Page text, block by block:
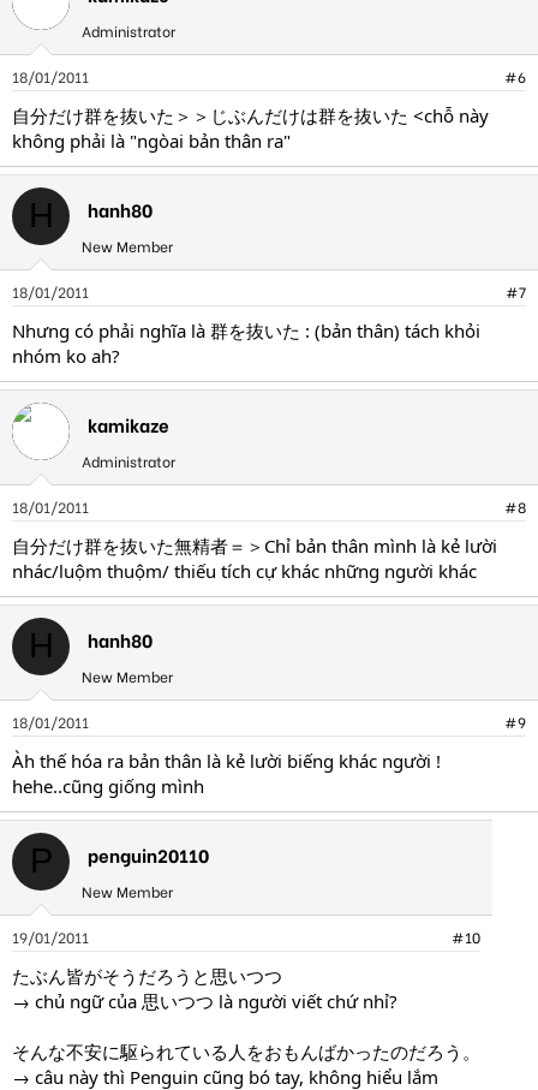
Administrator
18/01/2011 #6
自分だけ群を抜いた＞＞じぶんだけは群を抜いた <chỗ này
không phải là "ngòai bản thân ra"
H hanh80
New Member
18/01/2011 #7
Nhưng có phải nghĩa là 群を抜いた : (bản thân) tách khỏi
nhóm ko ah?
kamikaze
Administrator
18/01/2011 #8
自分だけ群を抜いた無精者＝＞Chỉ bản thân mình là kẻ lười
nhác/luộm thuộm/ thiếu tích cự khác những người khác
H hanh80
New Member
18/01/2011 #9
Àh thế hóa ra bản thân là kẻ lười biếng khác người !
hehe..cũng giống mình
P penguin20110
New Member
19/01/2011 #10
たぶん皆がそうだろうと思いつつ
→ chủ ngữ của 思いつつ là người viết chứ nhỉ?
そんな不安に駆られている人をおもんばかったのだろう。
→ câu này thì Penguin cũng bó tay, không hiểu lắm